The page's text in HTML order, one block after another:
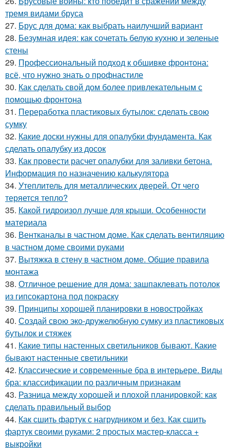
тремя видами бруса
27. Брус для дома: как выбрать наилучший вариант
28. Безумная идея: как сочетать белую кухню и зеленые
стены
29. Профессиональный подход к обшивке фронтона:
всё, что нужно знать о профнастиле
30. Как сделать свой дом более привлекательным с
помощью фронтона
31. Переработка пластиковых бутылок: сделать свою
сумку
32. Какие доски нужны для опалубки фундамента. Как
сделать опалубку из досок
33. Как провести расчет опалубки для заливки бетона.
Информация по назначению калькулятора
34. Утеплитель для металлических дверей. От чего
теряется тепло?
35. Какой гидроизол лучше для крыши. Особенности
материала
36. Вентканалы в частном доме. Как сделать вентиляцию
в частном доме своими руками
37. Вытяжка в стену в частном доме. Общие правила
монтажа
38. Отличное решение для дома: зашпаклевать потолок
из гипсокартона под покраску
39. Принципы хорошей планировки в новостройках
40. Создай свою эко-дружелюбную сумку из пластиковых
бутылок и стяжек
41. Какие типы настенных светильников бывают. Какие
бывают настенные светильники
42. Классические и современные бра в интерьере. Виды
бра: классификации по различным признакам
43. Разница между хорошей и плохой планировкой: как
сделать правильный выбор
44. Как сшить фартук с нагрудником и без. Как сшить
фартук своими руками: 2 простых мастер-класса +
выкройки